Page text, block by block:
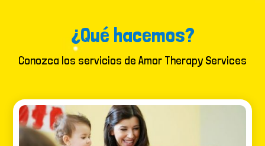
¿Qué hacemos?
Conozca los servicios de Amor Therapy Services